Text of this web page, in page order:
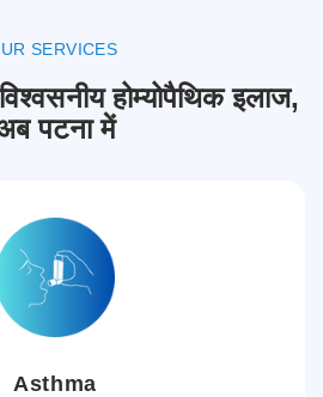
SERVICES
विश्वसनीय होम्योपैथिक इलाज,
पटना में
Asthma